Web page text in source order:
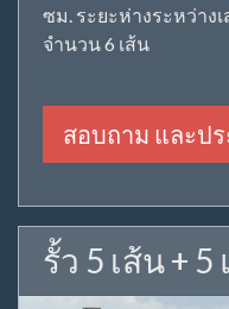
ซม. ระยะห่างระหว่าง
จำนวน 6 เส้น
สอบถาม และป
รั้ว 5 เส้น +